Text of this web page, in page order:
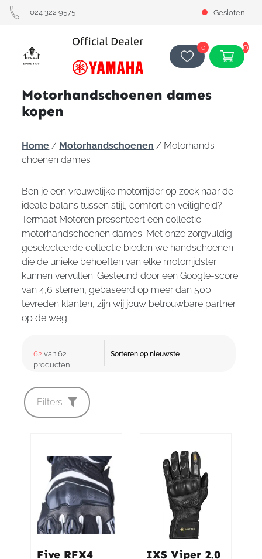
024 322 9575 Gesloten
0 0
Motorhandschoenen dames
kopen
Home / Motorhandschoenen / Motorhands
choenen dames
Ben je een vrouwelijke motorrijder op zoek naar de
ideale balans tussen stijl, comfort en veiligheid?
Termaat Motoren presenteert een collectie
motorhandschoenen dames. Met onze zorgvuldig
geselecteerde collectie bieden we handschoenen
die de unieke behoeften van elke motorrijdster
kunnen vervullen. Gesteund door een Google-score
van 4,6 sterren, gebaseerd op meer dan 500
tevreden klanten, zijn wij jouw betrouwbare partner
op de weg.
62 van 62
producten
Filters
Five RFX4
IXS Viper 2.0